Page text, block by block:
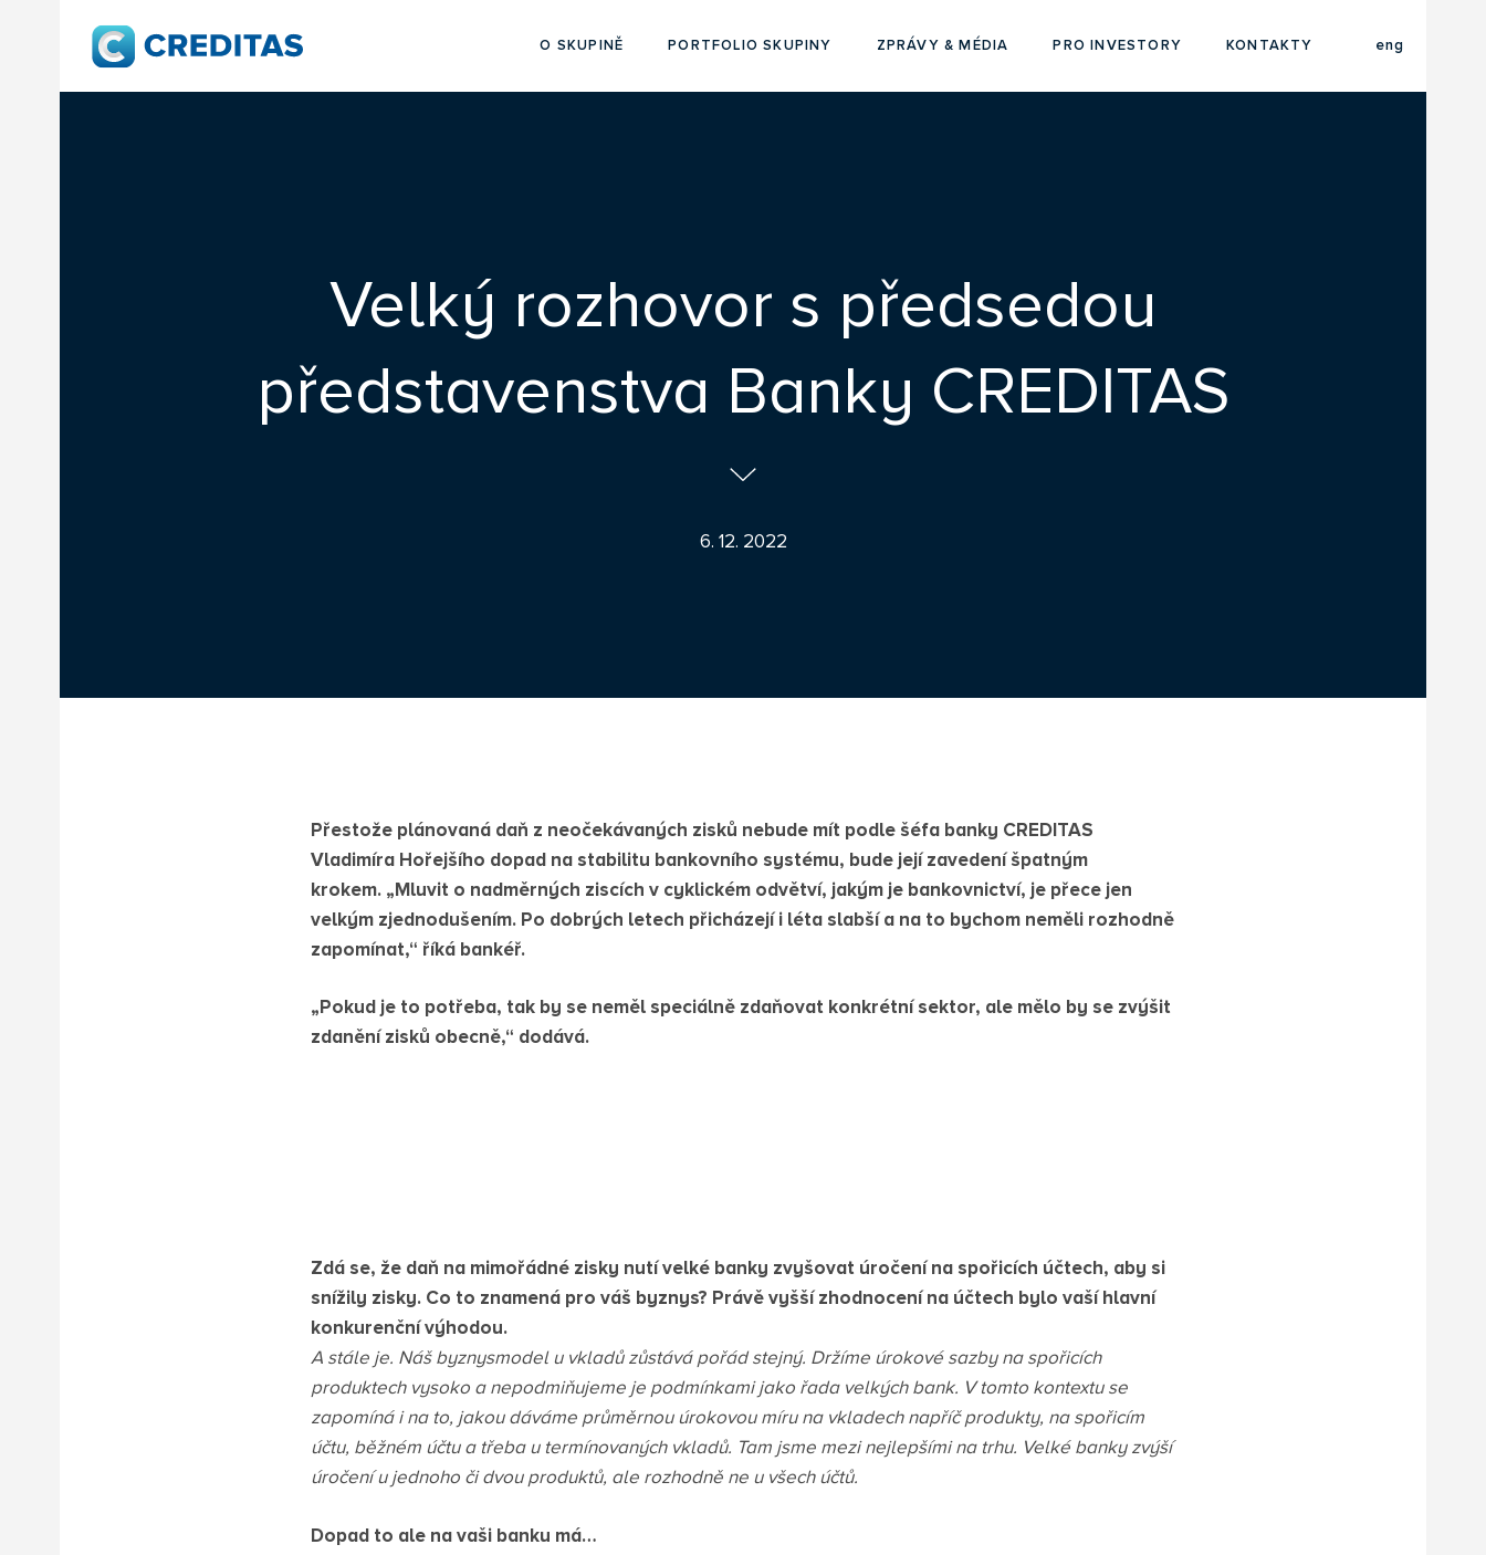
O SKUPINĚ PORTFOLIO SKUPINY ZPRÁVY & MÉDIA PRO INVESTORY KONTAKTY cze
eng
Velký rozhovor s předsedou
představenstva Banky CREDITAS
6. 12. 2022
Přestože plánovaná daň z neočekávaných zisků nebude mít podle šéfa banky CREDITAS
Vladimíra Hořejšího dopad na stabilitu bankovního systému, bude její zavedení špatným
krokem. „Mluvit o nadměrných ziscích v cyklickém odvětví, jakým je bankovnictví, je přece jen
velkým zjednodušením. Po dobrých letech přicházejí i léta slabší a na to bychom neměli rozhodně
zapomínat,“ říká bankéř.
„Pokud je to potřeba, tak by se neměl speciálně zdaňovat konkrétní sektor, ale mělo by se zvýšit
zdanění zisků obecně,“ dodává.
Zdá se, že daň na mimořádné zisky nutí velké banky zvyšovat úročení na spořicích účtech, aby si
snížily zisky. Co to znamená pro váš byznys? Právě vyšší zhodnocení na účtech bylo vaší hlavní
konkurenční výhodou.
A stále je. Náš byznysmodel u vkladů zůstává pořád stejný. Držíme úrokové sazby na spořicích
produktech vysoko a nepodmiňujeme je podmínkami jako řada velkých bank. V tomto kontextu se
zapomíná i na to, jakou dáváme průměrnou úrokovou míru na vkladech napříč produkty, na spořicím
účtu, běžném účtu a třeba u termínovaných vkladů. Tam jsme mezi nejlepšími na trhu. Velké banky zvýší
úročení u jednoho či dvou produktů, ale rozhodně ne u všech účtů.
Dopad to ale na vaši banku má…